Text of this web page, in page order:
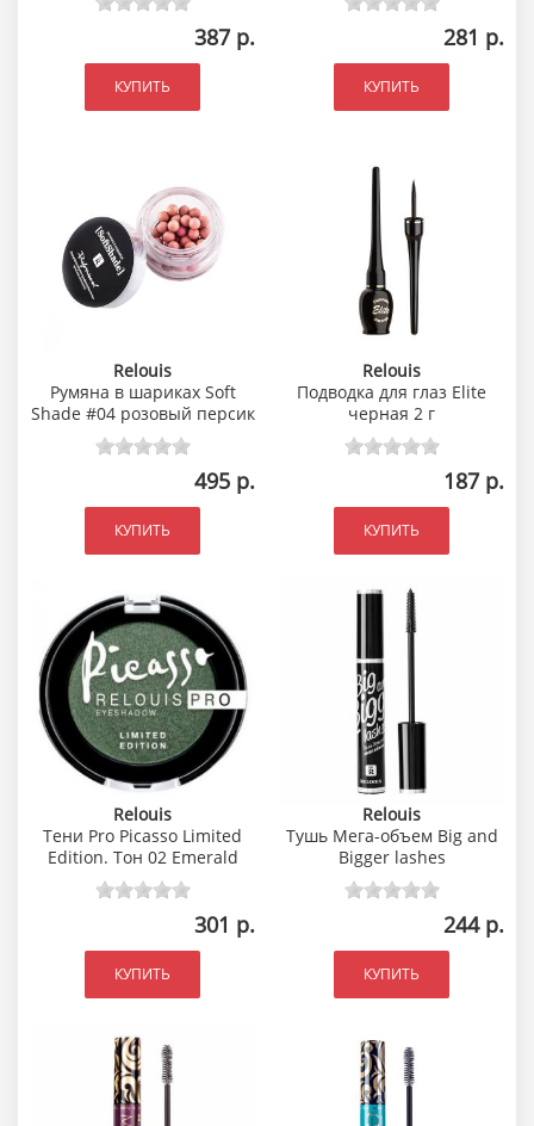
387 р.
КУПИТЬ
281 р.
КУПИТЬ
Relouis
Румяна в шариках Soft
Shade #04 розовый персик
495 р.
КУПИТЬ
Relouis
Подводка для глаз Elite
черная 2 г
187 р.
КУПИТЬ
Relouis
Тени Pro Picasso Limited
Edition. Тон 02 Emerald
301 р.
КУПИТЬ
Relouis
Тушь Мега-объем Big and
Bigger lashes
244 р.
КУПИТЬ